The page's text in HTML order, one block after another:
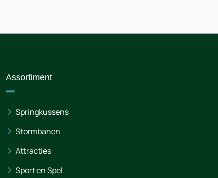
Assortiment
Springkussens
Stormbanen
Attracties
Sport en Spel